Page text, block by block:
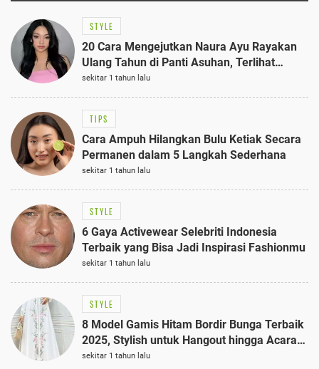
STYLE
20 Cara Mengejutkan Naura Ayu Rayakan
Ulang Tahun di Panti Asuhan, Terlihat
Anggun dengan Kaftan Cokelat
sekitar 1 tahun lalu
TIPS
Cara Ampuh Hilangkan Bulu Ketiak Secara
Permanen dalam 5 Langkah Sederhana
sekitar 1 tahun lalu
STYLE
6 Gaya Activewear Selebriti Indonesia
Terbaik yang Bisa Jadi Inspirasi Fashionmu
sekitar 1 tahun lalu
STYLE
8 Model Gamis Hitam Bordir Bunga Terbaik
2025, Stylish untuk Hangout hingga Acara
Semi-Formal
sekitar 1 tahun lalu